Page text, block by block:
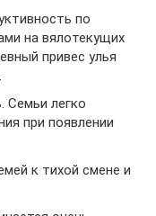
по
на вялотекущих
привес улья
Семьи легко
при появлении
к тихой смене и